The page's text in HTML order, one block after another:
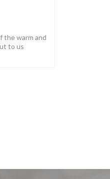
the warm and
to us